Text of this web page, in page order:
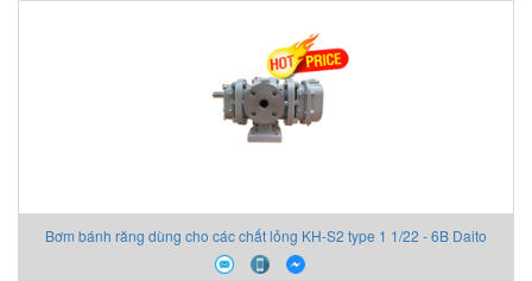
Bơm bánh răng dùng cho các chất lỏng KH-S2 type 1 1/22 - 6B Daito
Kogyo